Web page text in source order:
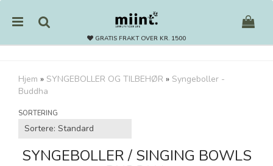
GRATIS FRAKT OVER KR. 1500
Hjem » SYNGEBOLLER OG TILBEHØR » Syngeboller -
Buddha
SORTERING
SYNGEBOLLER / SINGING BOWLS